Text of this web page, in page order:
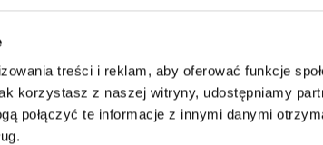
treści i reklam, aby oferować funkcje
korzystasz z naszej witryny, udostępniamy
połączyć te informacje z innymi danymi